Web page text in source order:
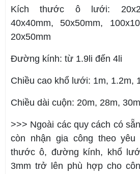
Kích thước ô lưới:
40x40mm, 50x50mm,
20x50mm
Đường kính: từ 1.9li đến 4li
Chiều cao khổ lưới: 1m, 1.2m,
Chiều dài cuộn: 20m, 28m, 30m
>>> Ngoài các quy cách có
còn nhận gia công theo
thước ô, đường kính, khổ
3mm trở lên phù hợp cho